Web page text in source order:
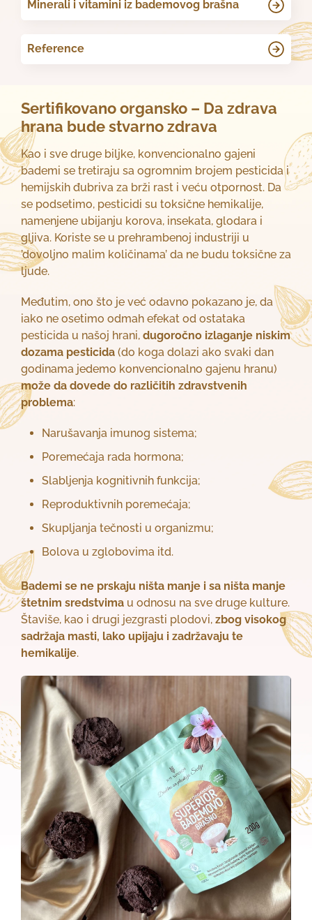
Minerali i vitamini iz bademovog brašna
Reference
Sertifikovano organsko – Da zdrava
hrana bude stvarno zdrava
Kao i sve druge biljke, konvencionalno gajeni
bademi se tretiraju sa ogromnim brojem pesticida i
hemijskih đubriva za brži rast i veću otpornost. Da
se podsetimo, pesticidi su toksične hemikalije,
namenjene ubijanju korova, insekata, glodara i
gljiva. Koriste se u prehrambenoj industriji u
’dovoljno malim količinama’ da ne budu toksične za
ljude.
Međutim, ono što je već odavno pokazano je, da
iako ne osetimo odmah efekat od ostataka
pesticida u našoj hrani, dugoročno izlaganje niskim
dozama pesticida (do koga dolazi ako svaki dan
godinama jedemo konvencionalno gajenu hranu)
može da dovede do različitih zdravstvenih
problema:
Narušavanja imunog sistema;
Poremećaja rada hormona;
Slabljenja kognitivnih funkcija;
Reproduktivnih poremećaja;
Skupljanja tečnosti u organizmu;
Bolova u zglobovima itd.
Bademi se ne prskaju ništa manje i sa ništa manje
štetnim sredstvima u odnosu na sve druge kulture.
Štaviše, kao i drugi jezgrasti plodovi, zbog visokog
sadržaja masti, lako upijaju i zadržavaju te
hemikalije.